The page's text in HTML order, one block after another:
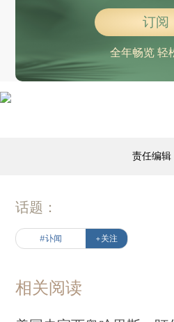
订阅
全年畅览 轻
责任编辑
话题：
#讣闻 +关注
相关阅读